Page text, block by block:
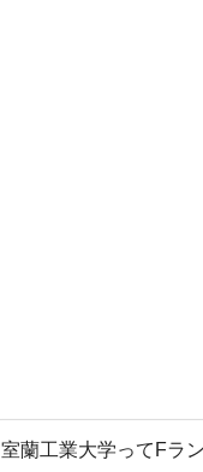
室蘭工業大学ってFラ